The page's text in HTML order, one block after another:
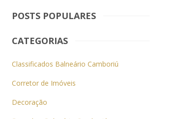
POSTS POPULARES
CATEGORIAS
Classificados Balneário Camboriú
Corretor de Imóveis
Decoração